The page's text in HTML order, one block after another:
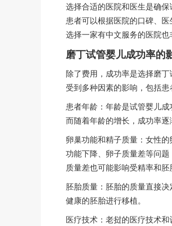
选择合适的医院和医生是确
患者可以根据医院的口碑、
选择一家有中文服务的医院也
磨丁试管婴儿成功率的
除了费用，成功率是选择磨
受到多种因素的影响，包括患
患者年龄：年龄是试管婴儿
而随着年龄的增长，成功率
卵巢功能和精子质量：女性
功能下降、卵子质量差等问
质量差也可能影响受精率和胚
胚胎质量：胚胎的质量直接
健康的胚胎进行移植。
医疗技术：老挝的医疗技术